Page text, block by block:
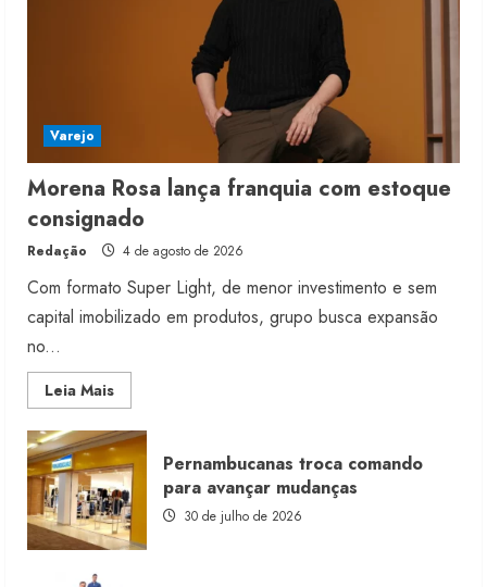
Varejo
Morena Rosa lança franquia com estoque
consignado
Redação 4 de agosto de 2026
Com formato Super Light, de menor investimento e sem
capital imobilizado em produtos, grupo busca expansão
no...
Leia MaisRead
more
Morena
Rosa
lança
franquia
com
estoque
consignado
Pernambucanas troca comando
para avançar mudanças
30 de julho de 2026